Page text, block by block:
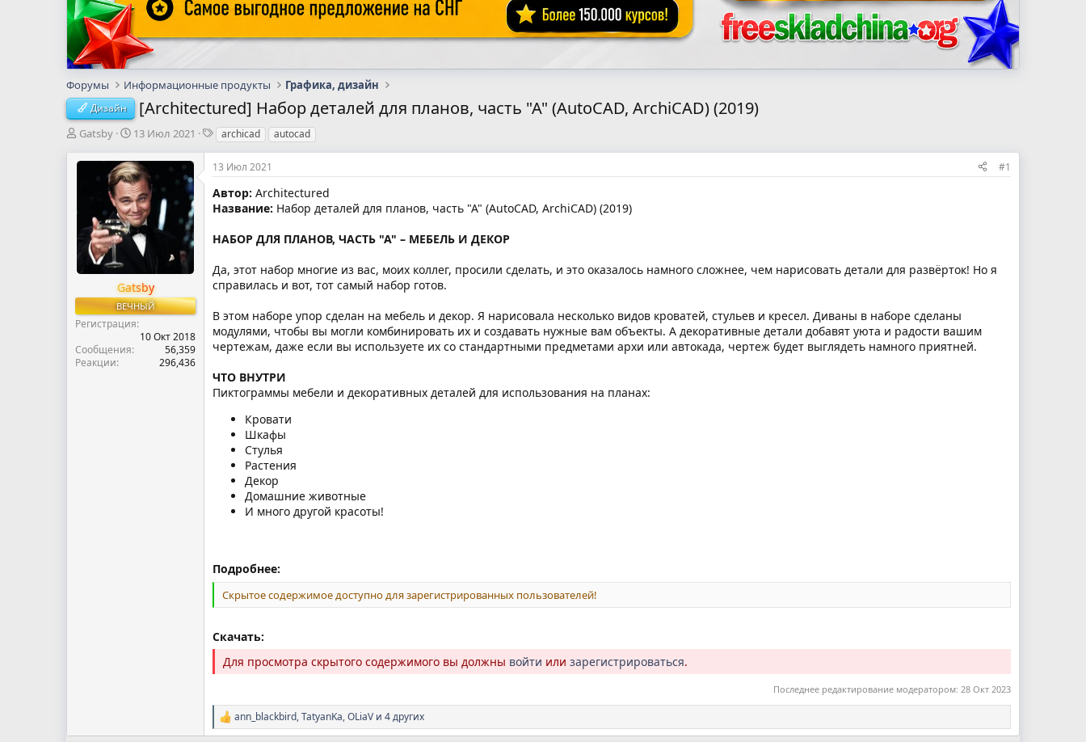
Форумы Информационные продукты Графика, дизайн
Дизайн [Architectured] Набор деталей для планов, часть "А" (AutoCAD, ArchiCAD) (2019)
А
т
м
Gatsby
Д
т
а
н
а
ч
а
л
13 Июл 2021
Т
г
и
archicad autocad
Gatsby
ВЕЧНЫЙ
Регистрация
10 Окт 2018
Сообщения
56,359
Реакции
296,436
13 Июл 2021 #1
Автор: Architectured
Название: Набор деталей для планов, часть "А" (AutoCAD, ArchiCAD) (2019)
НАБОР ДЛЯ ПЛАНОВ, ЧАСТЬ "А" – МЕБЕЛЬ И ДЕКОР
Да, этот набор многие из вас, моих коллег, просили сделать, и это оказалось намного сложнее, чем нарисовать детали для развёрток! Но я
справилась и вот, тот самый набор готов.
В этом наборе упор сделан на мебель и декор. Я нарисовала несколько видов кроватей, стульев и кресел. Диваны в наборе сделаны
модулями, чтобы вы могли комбинировать их и создавать нужные вам объекты. А декоративные детали добавят уюта и радости вашим
чертежам, даже если вы используете их со стандартными предметами архи или автокада, чертеж будет выглядеть намного приятней.
ЧТО ВНУТРИ
Пиктограммы мебели и декоративных деталей для использования на планах:
Кровати
Шкафы
Стулья
Растения
Декор
Домашние животные
И много другой красоты!
Подробнее:
Скрытое содержимое доступно для зарегистрированных пользователей!
Скачать:
Для просмотра скрытого содержимого вы должны войти или зарегистрироваться.
Последнее редактирование модератором: 28 Окт 2023
Р
е
ann_blackbird,TatyanKa,OLiaV и 4 других